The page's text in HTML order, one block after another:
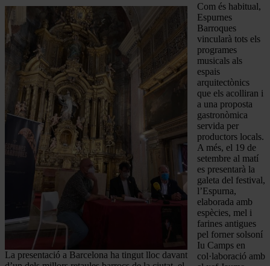
La presentació a Barcelona ha tingut lloc davant
Com és habitual,
Espurnes
Barroques
vincularà tots els
programes
musicals als
espais
arquitectònics
que els acolliran i
a una proposta
gastronòmica
servida per
productors locals.
A més, el 19 de
setembre al matí
es presentarà la
galeta del festival,
l’Espurna,
elaborada amb
espècies, mel i
farines antigues
pel forner solsoní
Iu Camps en
col·laboració amb